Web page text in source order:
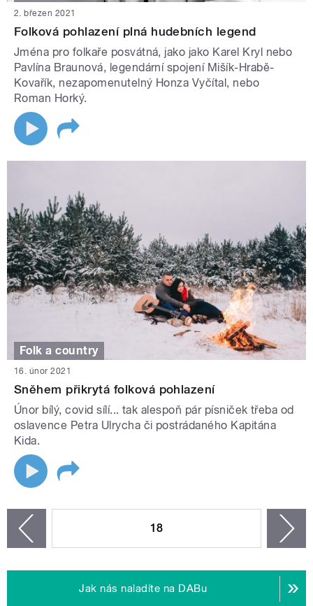
2. březen 2021
Folková pohlazení plná hudebních legend
Jména pro folkaře posvátná, jako jako Karel Kryl nebo
Pavlína Braunová, legendární spojení Mišík-Hrabě-
Kovařík, nezapomenutelný Honza Vyčítal, nebo
Roman Horký.
Folk a country
16. únor 2021
Sněhem přikrytá folková pohlazení
Únor bílý, covid sílí... tak alespoň pár písniček třeba od
oslavence Petra Ulrycha či postrádaného Kapitána
Kida.
18
Jak nás naladíte na DABu